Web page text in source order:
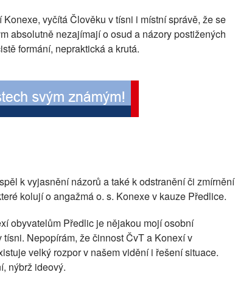
vyčítá Člověku v tísni i místní správě, že se
absolutně nezajímají o osud a názory postižených
formání, nepraktická a krutá.
k vyjasnění názorů a také k odstranění či zmírnění
kolují o angažmá o. s. Konexe v kauze Předlice.
obyvatelům Předlic je nějakou mojí osobní
Nepopírám, že činnost ČvT a Konexí v
velký rozpor v našem vidění i řešení situace.
nýbrž ideový.